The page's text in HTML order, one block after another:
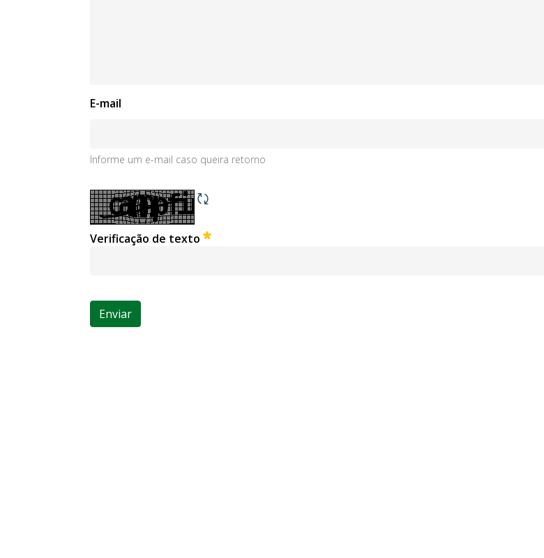
E-mail
Informe um e-mail caso queira retorno
Verificação de texto Obrigatório
Enviar